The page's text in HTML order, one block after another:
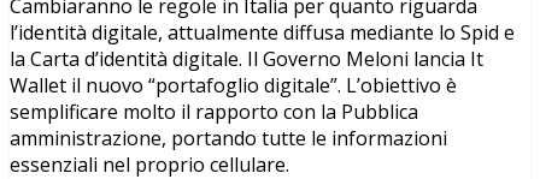
Cambiaranno le regole in Italia per quanto riguarda
l’identità digitale, attualmente diffusa mediante lo Spid e
la Carta d’identità digitale. Il Governo Meloni lancia It
Wallet il nuovo “portafoglio digitale”. L’obiettivo è
semplificare molto il rapporto con la Pubblica
amministrazione, portando tutte le informazioni
essenziali nel proprio cellulare.